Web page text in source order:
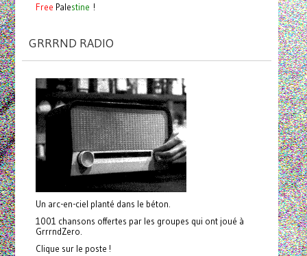
Free Palestine !
GRRRND RADIO
Un arc-en-ciel planté dans le béton.
1001 chansons offertes par les groupes qui ont joué à
GrrrndZero.
Clique sur le poste !